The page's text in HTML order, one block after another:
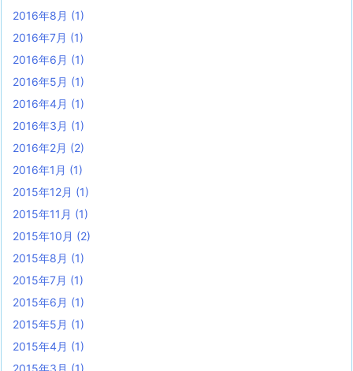
2016年8月 (1)
2016年7月 (1)
2016年6月 (1)
2016年5月 (1)
2016年4月 (1)
2016年3月 (1)
2016年2月 (2)
2016年1月 (1)
2015年12月 (1)
2015年11月 (1)
2015年10月 (2)
2015年8月 (1)
2015年7月 (1)
2015年6月 (1)
2015年5月 (1)
2015年4月 (1)